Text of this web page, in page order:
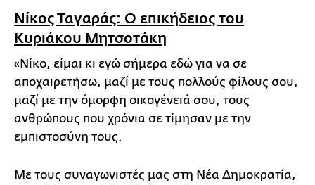
Νίκος Ταγαράς: Ο επικήδειος του
Κυριάκου Μητσοτάκη
«Νίκο, είμαι κι εγώ σήμερα εδώ για να σε
αποχαιρετήσω, μαζί με τους πολλούς φίλους σου,
μαζί με την όμορφη οικογένειά σου, τους
ανθρώπους που χρόνια σε τίμησαν με την
εμπιστοσύνη τους.
Με τους συναγωνιστές μας στη Νέα Δημοκρατία,